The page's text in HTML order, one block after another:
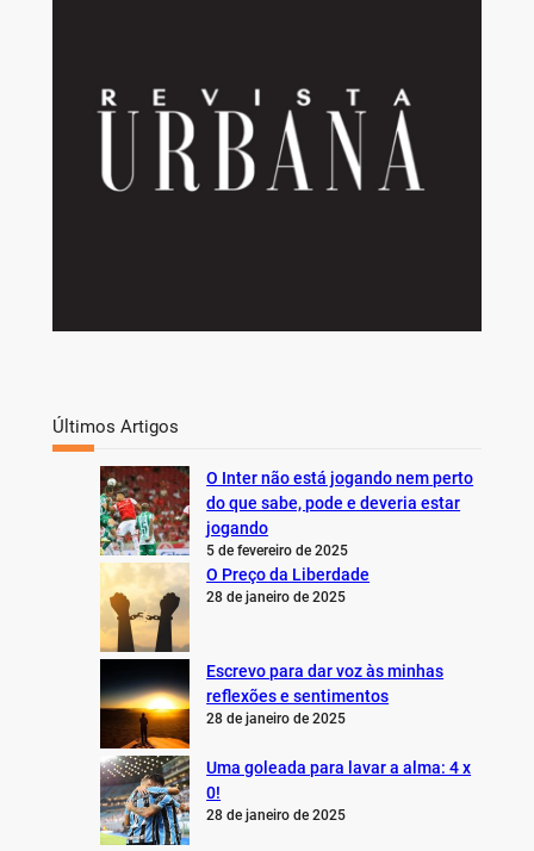
Últimos Artigos
O Inter não está jogando nem perto
do que sabe, pode e deveria estar
jogando
5 de fevereiro de 2025
O Preço da Liberdade
28 de janeiro de 2025
Escrevo para dar voz às minhas
reflexões e sentimentos
28 de janeiro de 2025
Uma goleada para lavar a alma: 4 x
0!
28 de janeiro de 2025